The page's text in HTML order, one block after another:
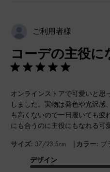
ご利用者様
コーデの主役に
オンラインストアで可愛いと思
しました。実物は発色や光沢感
も高くないので一日履いても疲
にも合うのに主役にもなれる可
サイズ: 37/23.5cm | カラー: ブ
デザイン